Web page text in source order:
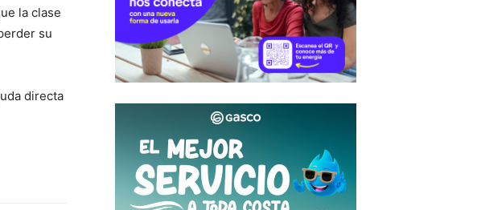
la clase
su
directa